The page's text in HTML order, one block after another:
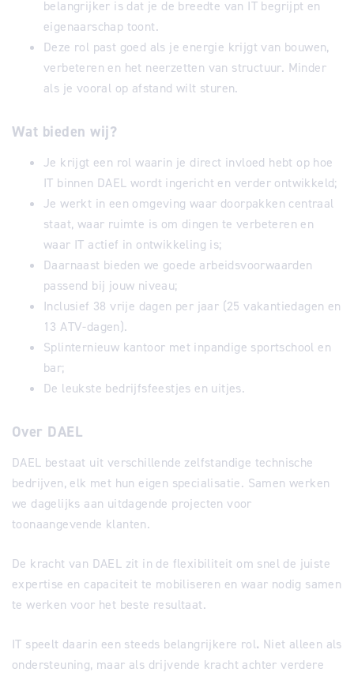
belangrijker is dat je de breedte van IT begrijpt en
eigenaarschap toont.
Deze rol past goed als je energie krijgt van bouwen,
verbeteren en het neerzetten van structuur. Minder
als je vooral op afstand wilt sturen.
Wat bieden wij?
Je krijgt een rol waarin je direct invloed hebt op hoe
IT binnen DAEL wordt ingericht en verder ontwikkeld;
Je werkt in een omgeving waar doorpakken centraal
staat, waar ruimte is om dingen te verbeteren en
waar IT actief in ontwikkeling is;
Daarnaast bieden we goede arbeidsvoorwaarden
passend bij jouw niveau;
Inclusief 38 vrije dagen per jaar (25 vakantiedagen en
13 ATV-dagen).
Splinternieuw kantoor met inpandige sportschool en
bar;
De leukste bedrijfsfeestjes en uitjes.
Over DAEL
DAEL bestaat uit verschillende zelfstandige technische
bedrijven, elk met hun eigen specialisatie. Samen werken
we dagelijks aan uitdagende projecten voor
toonaangevende klanten.
De kracht van DAEL zit in de flexibiliteit om snel de juiste
expertise en capaciteit te mobiliseren en waar nodig samen
te werken voor het beste resultaat.
IT speelt daarin een steeds belangrijkere rol. Niet alleen als
ondersteuning, maar als drijvende kracht achter verdere